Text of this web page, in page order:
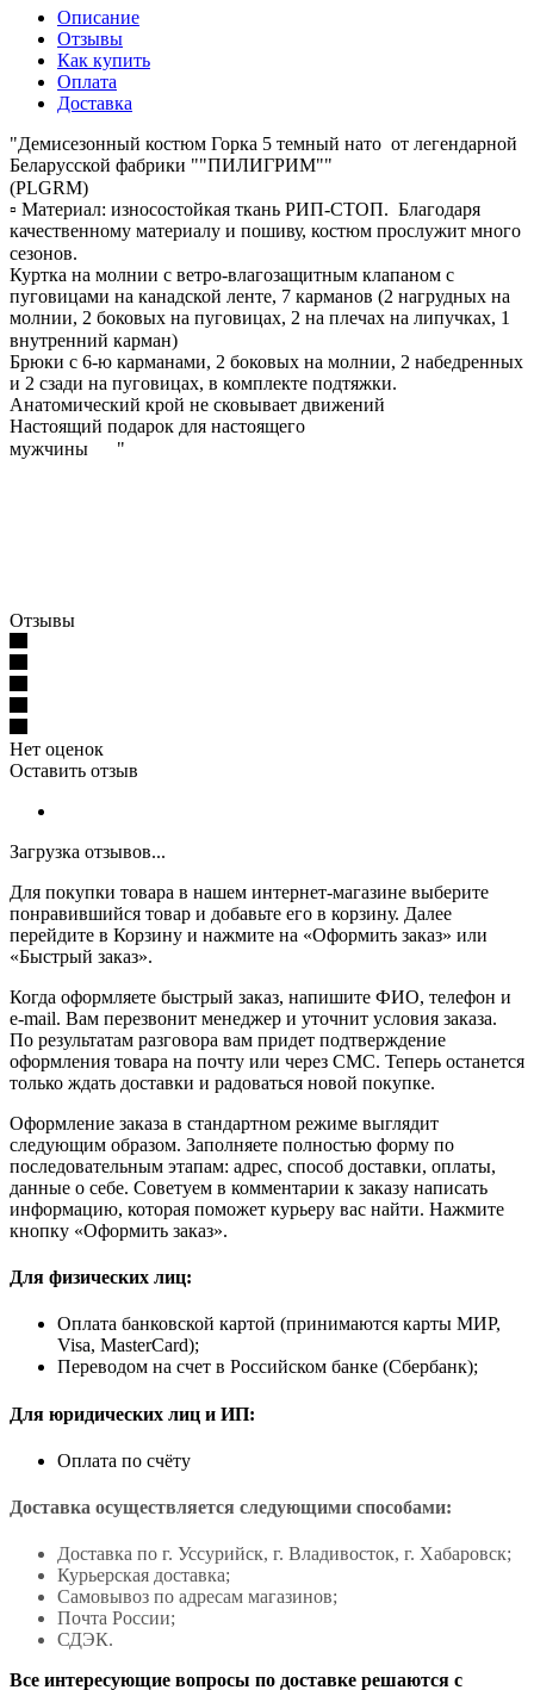
Описание
Отзывы
Как купить
Оплата
Доставка
"Демисезонный костюм Горка 5 темный нато от легендарной
Беларусской фабрики ""ПИЛИГРИМ""
(PLGRM)⠀⠀⠀⠀⠀⠀⠀⠀⠀⠀⠀⠀⠀⠀⠀⠀⠀⠀
▫ Материал: износостойкая ткань РИП-СТОП. Благодаря
качественному материалу и пошиву, костюм прослужит много
сезонов.⠀⠀⠀⠀⠀⠀⠀⠀⠀⠀⠀⠀⠀⠀⠀⠀⠀⠀⠀
Куртка на молнии с ветро-влагозащитным клапаном с
пуговицами на канадской ленте, 7 карманов (2 нагрудных на
молнии, 2 боковых на пуговицах, 2 на плечах на липучках, 1
внутренний карман)⠀⠀⠀⠀⠀⠀⠀⠀⠀⠀⠀⠀⠀⠀⠀⠀⠀⠀⠀⠀
Брюки с 6-ю карманами, 2 боковых на молнии, 2 набедренных
и 2 сзади на пуговицах, в комплекте подтяжки.
Анатомический крой не сковывает движений
Настоящий подарок для настоящего
мужчины⠀⠀"
Отзывы
Нет оценок
Оставить отзыв
Загрузка отзывов...
Для покупки товара в нашем интернет-магазине выберите
понравившийся товар и добавьте его в корзину. Далее
перейдите в Корзину и нажмите на «Оформить заказ» или
«Быстрый заказ».
Когда оформляете быстрый заказ, напишите ФИО, телефон и
e-mail. Вам перезвонит менеджер и уточнит условия заказа.
По результатам разговора вам придет подтверждение
оформления товара на почту или через СМС. Теперь останется
только ждать доставки и радоваться новой покупке.
Оформление заказа в стандартном режиме выглядит
следующим образом. Заполняете полностью форму по
последовательным этапам: адрес, способ доставки, оплаты,
данные о себе. Советуем в комментарии к заказу написать
информацию, которая поможет курьеру вас найти. Нажмите
кнопку «Оформить заказ».
Для физических лиц:
Оплата банковской картой (принимаются карты МИР,
Visa, MasterCard);
Переводом на счет в Российском банке (Сбербанк);
Для юридических лиц и ИП:
Оплата по счёту
Доставка осуществляется следующими способами:
Доставка по г. Уссурийск, г. Владивосток, г. Хабаровск;
Курьерская доставка;
Самовывоз по адресам магазинов;
Почта России;
СДЭК.
Все интересующие вопросы по доставке решаются с